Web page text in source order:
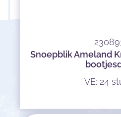
Snoepblik Ameland
VE: 24